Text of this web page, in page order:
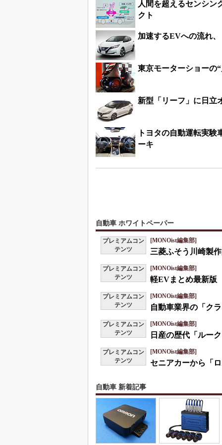
人間を超えるセンシ
クト
加速するEVへの流れ
東京モーターショーの
新型「リーフ」に日立
トヨタの自動運転実
ーキ
自動車 ホワイトペーパー
プレミアムコン
テンツ
[MONOist編集部]
三菱ふそう川崎製
プレミアムコン
テンツ
[MONOist編集部]
軽EVまとめ最新版
プレミアムコン
テンツ
[MONOist編集部]
自動車業界の「ク
プレミアムコン
テンツ
[MONOist編集部]
日産の歴代「ルー
プレミアムコン
テンツ
[MONOist編集部]
セニアカーから「
自動車 新着記事